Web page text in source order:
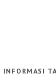
INFORMASI